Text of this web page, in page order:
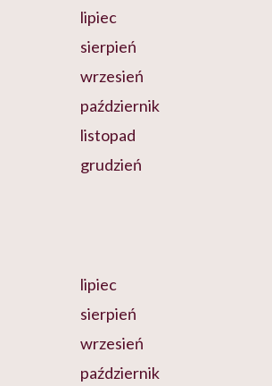
lipiec
sierpień
wrzesień
październik
listopad
grudzień
lipiec
sierpień
wrzesień
październik